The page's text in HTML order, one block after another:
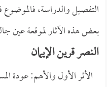
التفصيل والدراسة،
بعض هذه الآثار لموقعة عين
النصر قرين الإيمان
الأثر الأول والأهم: عودة